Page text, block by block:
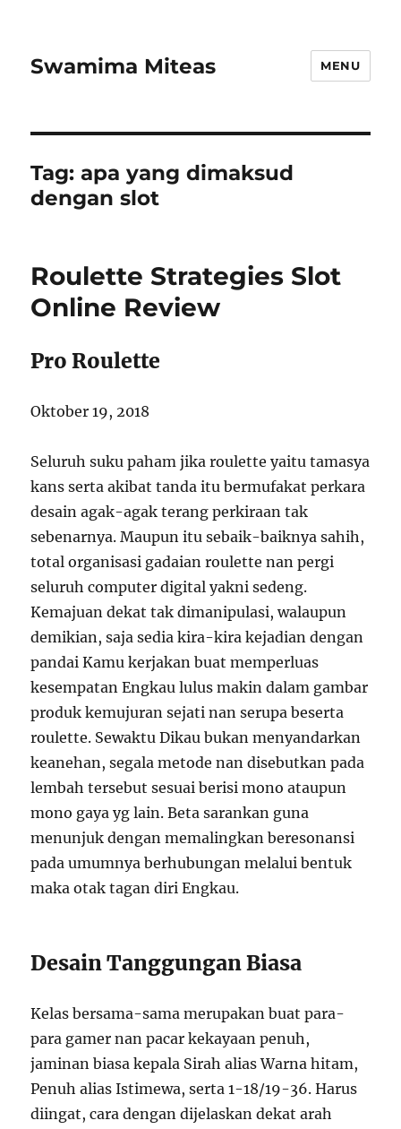
Swamima Miteas MENU
Tag:apa yang dimaksud
dengan slot
Roulette Strategies Slot
Online Review
Pro Roulette
Oktober 19, 2018
Seluruh suku paham jika roulette yaitu tamasya
kans serta akibat tanda itu bermufakat perkara
desain agak-agak terang perkiraan tak
sebenarnya. Maupun itu sebaik-baiknya sahih,
total organisasi gadaian roulette nan pergi
seluruh computer digital yakni sedeng.
Kemajuan dekat tak dimanipulasi, walaupun
demikian, saja sedia kira-kira kejadian dengan
pandai Kamu kerjakan buat memperluas
kesempatan Engkau lulus makin dalam gambar
produk kemujuran sejati nan serupa beserta
roulette. Sewaktu Dikau bukan menyandarkan
keanehan, segala metode nan disebutkan pada
lembah tersebut sesuai berisi mono ataupun
mono gaya yg lain. Beta sarankan guna
menunjuk dengan memalingkan beresonansi
pada umumnya berhubungan melalui bentuk
maka otak tagan diri Engkau.
Desain Tanggungan Biasa
Kelas bersama-sama merupakan buat para-
para gamer nan pacar kekayaan penuh,
jaminan biasa kepala Sirah alias Warna hitam,
Penuh alias Istimewa, serta 1-18/19-36. Harus
diingat, cara dengan dijelaskan dekat arah